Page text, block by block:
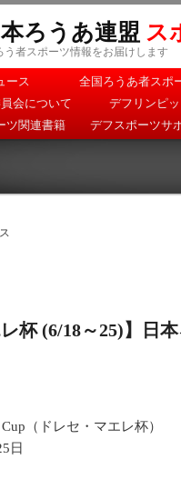
ろうあ連盟 ス
者スポーツ情報をお届けします
ース
全国ろうあ者スポ
会について
デフリンピ
ツ関連書籍 デフスポーツサ
レ杯 (6/18～25)】日
（ドレセ・マエレ杯）
日